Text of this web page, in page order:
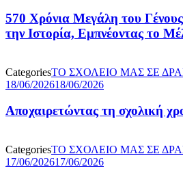
570 Χρόνια Μεγάλη του
την Ιστορία, Εμπνέοντας το
CategoriesΤΟ ΣΧΟΛΕΙΟ ΜΑΣ ΣΕ
18/06/202618/06/2026
Αποχαιρετώντας τη σχολική
CategoriesΤΟ ΣΧΟΛΕΙΟ ΜΑΣ ΣΕ
17/06/202617/06/2026